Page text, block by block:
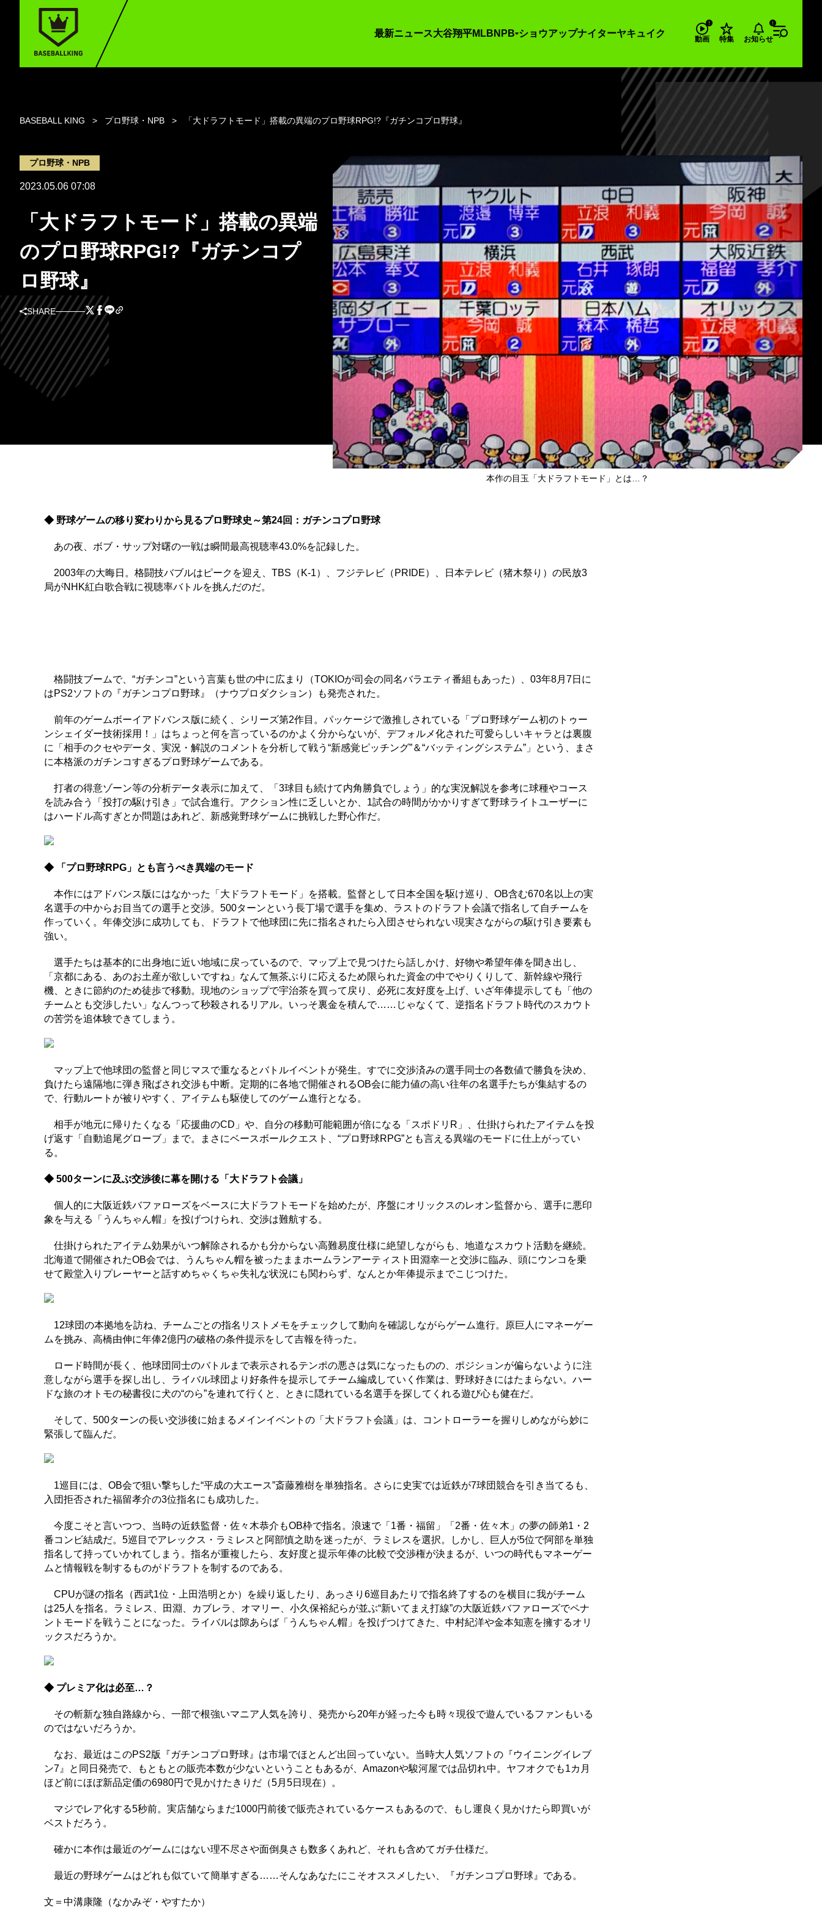
最新ニュース大谷翔平MLB NPB ショウアップナイターヤキュイク
動画 特集 お知らせ
BASEBALL KING プロ野球・NPB 「大ドラフトモード」搭載の異端のプロ野球RPG!?『ガチンコプロ野球』
プロ野球・NPB
2023.05.06 07:08
「大ドラフトモード」搭載の異端
のプロ野球RPG!?『ガチンコプ
ロ野球』
SHARE
本作の目玉「大ドラフトモード」とは…？
◆ 野球ゲームの移り変わりから見るプロ野球史～第24回：ガチンコプロ野球
あの夜、ボブ・サップ対曙の一戦は瞬間最高視聴率43.0%を記録した。
2003年の大晦日。格闘技バブルはピークを迎え、TBS（K-1）、フジテレビ（PRIDE）、日本テレビ（猪木祭り）の民放3
局がNHK紅白歌合戦に視聴率バトルを挑んだのだ。
格闘技ブームで、“ガチンコ”という言葉も世の中に広まり（TOKIOが司会の同名バラエティ番組もあった）、03年8月7日に
はPS2ソフトの『ガチンコプロ野球』（ナウプロダクション）も発売された。
前年のゲームボーイアドバンス版に続く、シリーズ第2作目。パッケージで激推しされている「プロ野球ゲーム初のトゥー
ンシェイダー技術採用！」はちょっと何を言っているのかよく分からないが、デフォルメ化された可愛らしいキャラとは裏腹
に「相手のクセやデータ、実況・解説のコメントを分析して戦う“新感覚ピッチング”＆“バッティングシステム”」という、まさ
に本格派のガチンコすぎるプロ野球ゲームである。
打者の得意ゾーン等の分析データ表示に加えて、「3球目も続けて内角勝負でしょう」的な実況解説を参考に球種やコース
を読み合う「投打の駆け引き」で試合進行。アクション性に乏しいとか、1試合の時間がかかりすぎて野球ライトユーザーに
はハードル高すぎとか問題はあれど、新感覚野球ゲームに挑戦した野心作だ。
◆ 「プロ野球RPG」とも言うべき異端のモード
本作にはアドバンス版にはなかった「大ドラフトモード」を搭載。監督として日本全国を駆け巡り、OB含む670名以上の実
名選手の中からお目当ての選手と交渉。500ターンという長丁場で選手を集め、ラストのドラフト会議で指名して自チームを
作っていく。年俸交渉に成功しても、ドラフトで他球団に先に指名されたら入団させられない現実さながらの駆け引き要素も
強い。
選手たちは基本的に出身地に近い地域に戻っているので、マップ上で見つけたら話しかけ、好物や希望年俸を聞き出し、
「京都にある、あのお土産が欲しいですね」なんて無茶ぶりに応えるため限られた資金の中でやりくりして、新幹線や飛行
機、ときに節約のため徒歩で移動。現地のショップで宇治茶を買って戻り、必死に友好度を上げ、いざ年俸提示しても「他の
チームとも交渉したい」なんつって秒殺されるリアル。いっそ裏金を積んで……じゃなくて、逆指名ドラフト時代のスカウト
の苦労を追体験できてしまう。
マップ上で他球団の監督と同じマスで重なるとバトルイベントが発生。すでに交渉済みの選手同士の各数値で勝負を決め、
負けたら遠隔地に弾き飛ばされ交渉も中断。定期的に各地で開催されるOB会に能力値の高い往年の名選手たちが集結するの
で、行動ルートが被りやすく、アイテムも駆使してのゲーム進行となる。
相手が地元に帰りたくなる「応援曲のCD」や、自分の移動可能範囲が倍になる「スポドリR」、仕掛けられたアイテムを投
げ返す「自動追尾グローブ」まで。まさにベースボールクエスト、“プロ野球RPG”とも言える異端のモードに仕上がってい
る。
◆ 500ターンに及ぶ交渉後に幕を開ける「大ドラフト会議」
個人的に大阪近鉄バファローズをベースに大ドラフトモードを始めたが、序盤にオリックスのレオン監督から、選手に悪印
象を与える「うんちゃん帽」を投げつけられ、交渉は難航する。
仕掛けられたアイテム効果がいつ解除されるかも分からない高難易度仕様に絶望しながらも、地道なスカウト活動を継続。
北海道で開催されたOB会では、うんちゃん帽を被ったままホームランアーティスト田淵幸一と交渉に臨み、頭にウンコを乗
せて殿堂入りプレーヤーと話すめちゃくちゃ失礼な状況にも関わらず、なんとか年俸提示までこじつけた。
12球団の本拠地を訪ね、チームごとの指名リストメモをチェックして動向を確認しながらゲーム進行。原巨人にマネーゲー
ムを挑み、高橋由伸に年俸2億円の破格の条件提示をして吉報を待った。
ロード時間が長く、他球団同士のバトルまで表示されるテンポの悪さは気になったものの、ポジションが偏らないように注
意しながら選手を探し出し、ライバル球団より好条件を提示してチーム編成していく作業は、野球好きにはたまらない。ハー
ドな旅のオトモの秘書役に犬の“のら”を連れて行くと、ときに隠れている名選手を探してくれる遊び心も健在だ。
そして、500ターンの長い交渉後に始まるメインイベントの「大ドラフト会議」は、コントローラーを握りしめながら妙に
緊張して臨んだ。
1巡目には、OB会で狙い撃ちした“平成の大エース”斎藤雅樹を単独指名。さらに史実では近鉄が7球団競合を引き当てるも、
入団拒否された福留孝介の3位指名にも成功した。
今度こそと言いつつ、当時の近鉄監督・佐々木恭介もOB枠で指名。浪速で「1番・福留」「2番・佐々木」の夢の師弟1・2
番コンビ結成だ。5巡目でアレックス・ラミレスと阿部慎之助を迷ったが、ラミレスを選択。しかし、巨人が5位で阿部を単独
指名して持っていかれてしまう。指名が重複したら、友好度と提示年俸の比較で交渉権が決まるが、いつの時代もマネーゲー
ムと情報戦を制するものがドラフトを制するのである。
CPUが謎の指名（西武1位・上田浩明とか）を繰り返したり、あっさり6巡目あたりで指名終了するのを横目に我がチーム
は25人を指名。ラミレス、田淵、カブレラ、オマリー、小久保裕紀らが並ぶ“新いてまえ打線”の大阪近鉄バファローズでペナ
ントモードを戦うことになった。ライバルは隙あらば「うんちゃん帽」を投げつけてきた、中村紀洋や金本知憲を擁するオリ
ックスだろうか。
◆ プレミア化は必至…？
その斬新な独自路線から、一部で根強いマニア人気を誇り、発売から20年が経った今も時々現役で遊んでいるファンもいる
のではないだろうか。
なお、最近はこのPS2版『ガチンコプロ野球』は市場でほとんど出回っていない。当時大人気ソフトの『ウイニングイレブ
ン7』と同日発売で、もともとの販売本数が少ないということもあるが、Amazonや駿河屋では品切れ中。ヤフオクでも1カ月
ほど前にほぼ新品定価の6980円で見かけたきりだ（5月5日現在）。
マジでレア化する5秒前。実店舗ならまだ1000円前後で販売されているケースもあるので、もし運良く見かけたら即買いが
ベストだろう。
確かに本作は最近のゲームにはない理不尽さや面倒臭さも数多くあれど、それも含めてガチ仕様だ。
最近の野球ゲームはどれも似ていて簡単すぎる……そんなあなたにこそオススメしたい、『ガチンコプロ野球』である。
文＝中溝康隆（なかみぞ・やすたか）